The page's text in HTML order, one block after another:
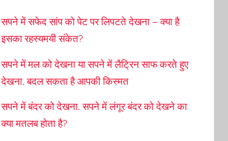
सपने में सफेद सांप को पेट पर लिपटते देखना – क्या है
इसका रहस्यमयी संकेत?
सपने में मल को देखना या सपने में लैट्रिन साफ करते हुए
देखना, बदल सकता है आपकी किस्मत
सपने में बंदर को देखना, सपने में लंगूर बंदर को देखने का
क्या मतलब होता है?